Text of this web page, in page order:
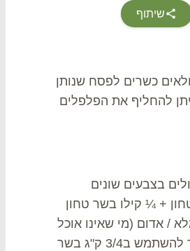
לפסח שנותן
את הפלפלים
¼ קילו בשר טחון
(מי שאינו אוכל
קטניות אפשר להשתמש ב3/4 ק"ג בשר